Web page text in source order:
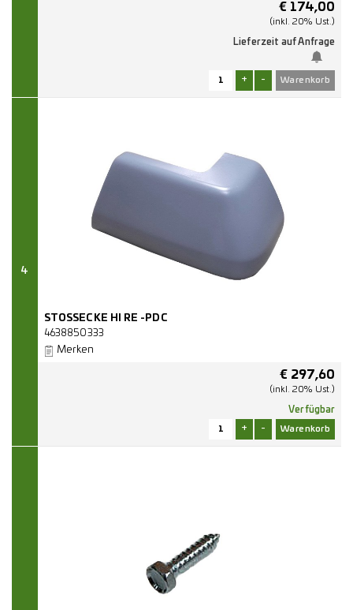
€ 174,00
(inkl. 20% Ust.)
Lieferzeit auf Anfrage
+ -
4
STOSSECKE HI RE -PDC
4638850333
Merken
€ 297,60
(inkl. 20% Ust.)
Verfügbar
+ -